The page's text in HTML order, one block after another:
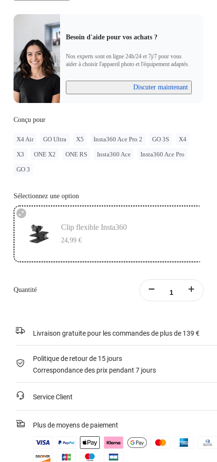
Combinez la bande velcro et les anneaux antidérapants pour
une stabilité à double verrouillage sur des objets de 10 à 24
mm d'épaisseur.Besoin d'aide pour vos achats ?
Nos experts sont en ligne 24h/24 et 7j/7 pour vous
aider à choisir l'appareil photo et l'équipement adaptés.
Discuter maintenant
Conçu pour
X4 Air GO Ultra X5 Insta360 Ace Pro 2 GO 3S X4
X3 ONE X2 ONE RS Insta360 Ace Insta360 Ace Pro
GO 3
Sélectionnez une option
Clip flexible Insta360
24,99 €
Quantité
Livraison gratuite pour les commandes de plus de 139 €
Politique de retour de 15 jours
Correspondance des prix pendant 7 jours
Service Client
Plus de moyens de paiement